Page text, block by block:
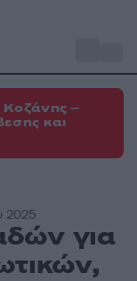
Κοζάνης –
και
2025
για